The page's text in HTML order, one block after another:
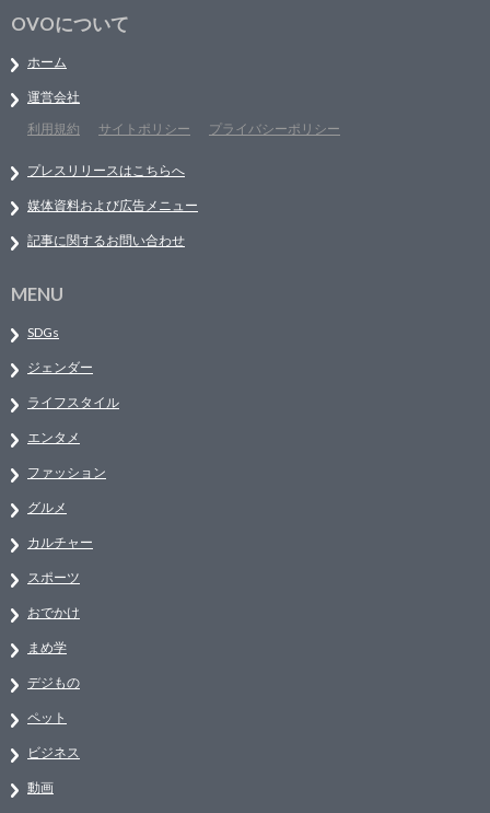
OVOについて
ホーム
運営会社
利用規約
サイトポリシー プライバシーポリシー
プレスリリースはこちらへ
媒体資料および広告メニュー
記事に関するお問い合わせ
MENU
SDGs
ジェンダー
ライフスタイル
エンタメ
ファッション
グルメ
カルチャー
スポーツ
おでかけ
まめ学
デジもの
ペット
ビジネス
動画